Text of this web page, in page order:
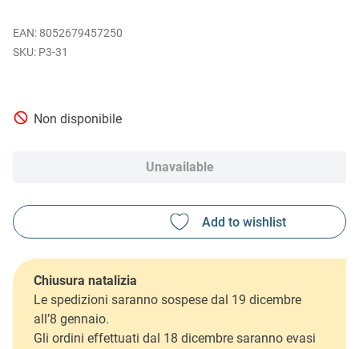
EAN: 8052679457250
P3-31
Non disponibile
Unavailable
Chiusura natalizia
Le spedizioni saranno sospese dal 19 dicembre
all’8 gennaio.
Gli ordini effettuati dal 18 dicembre saranno evasi